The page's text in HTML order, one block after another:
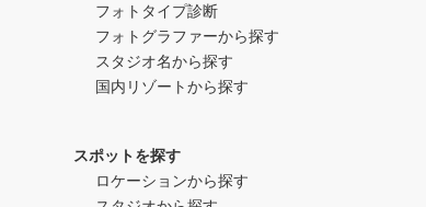
フォトタイプ診断
フォトグラファーから探す
スタジオ名から探す
国内リゾートから探す
スポットを探す
ロケーションから探す